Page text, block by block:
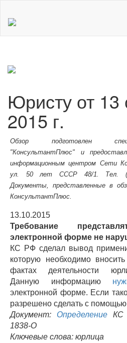
Юристу от 13
2015 г.
Обзор подготовлен
"КонсультантПлюс" и
информационным центром Сети
ул. 50 лет СССР 48/1. Тел.
Документы, представленные в
КонсультантПлюс.
13.10.2015
Требование
электронной форме не
КС РФ сделал вывод
которую необходимо
фактах деятельности
Данную информацию
электронной форме. Если
разрешено сделать с помощью
Документ: Определение КС
1838-О
Ключевые слова: юрлица